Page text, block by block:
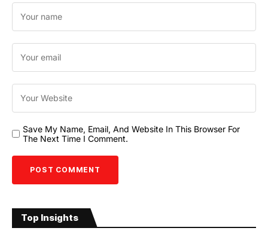
Save My Name, Email, And Website In This Browser For
The Next Time I Comment.
Top Insights